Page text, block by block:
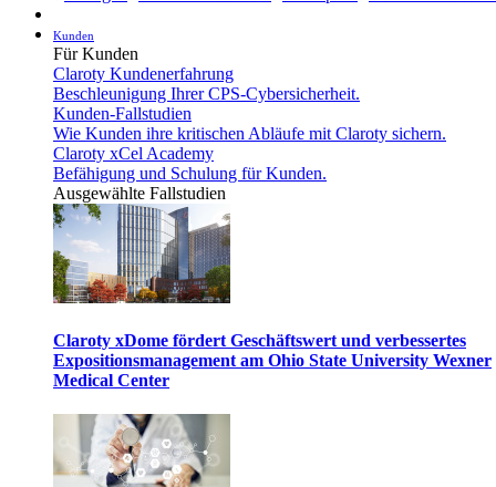
Kunden
Für Kunden
Claroty Kundenerfahrung
Beschleunigung Ihrer CPS-Cybersicherheit.
Kunden-Fallstudien
Wie Kunden ihre kritischen Abläufe mit Claroty sichern.
Claroty xCel Academy
Befähigung und Schulung für Kunden.
Ausgewählte Fallstudien
Claroty xDome fördert Geschäftswert und verbessertes
Expositionsmanagement am Ohio State University Wexner
Medical Center